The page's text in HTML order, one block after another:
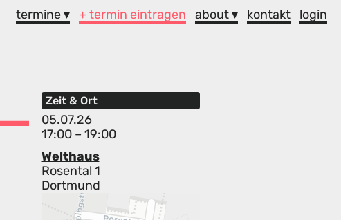
termine ▾ + termin eintragen about ▾ kontakt login
Zeit & Ort
05.07.26
17:00 – 19:00
Welthaus
Rosental 1
Dortmund